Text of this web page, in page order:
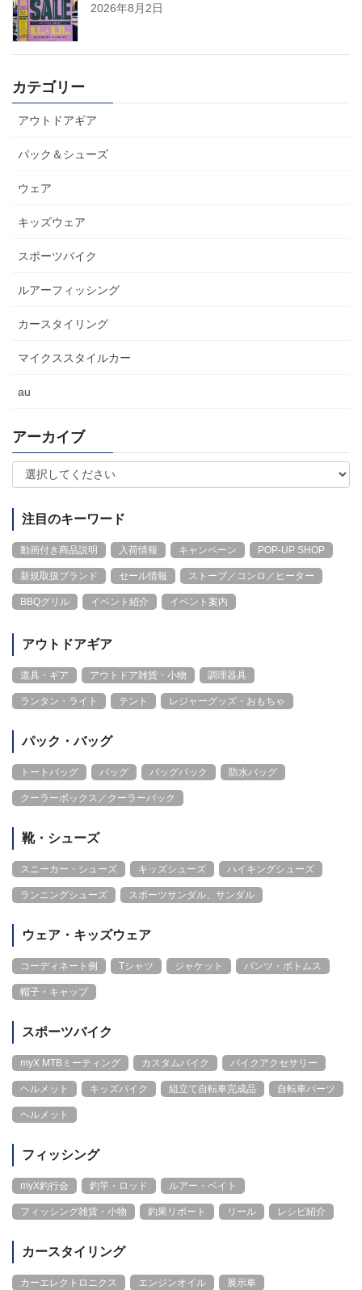
2026年8月2日
カテゴリー
アウトドアギア
パック＆シューズ
ウェア
キッズウェア
スポーツバイク
ルアーフィッシング
カースタイリング
マイクススタイルカー
au
アーカイブ
注目のキーワード
動画付き商品説明 入荷情報 キャンペーン POP-UP SHOP
新規取扱ブランド セール情報 ストーブ／コンロ／ヒーター
BBQグリル イベント紹介 イベント案内
アウトドアギア
道具・ギア アウトドア雑貨・小物 調理器具
ランタン・ライト テント レジャーグッズ・おもちゃ
パック・バッグ
トートバッグ バッグ バッグパック 防水バッグ
クーラーボックス／クーラーバック
靴・シューズ
スニーカー・シューズ キッズシューズ ハイキングシューズ
ランニングシューズ スポーツサンダル、サンダル
ウェア・キッズウェア
コーディネート例 Tシャツ ジャケット パンツ・ボトムス
帽子・キャップ
スポーツバイク
myX MTBミーティング カスタムバイク バイクアクセサリー
ヘルメット キッズバイク 組立て自転車完成品 自転車パーツ
ヘルメット
フィッシング
myX釣行会 釣竿・ロッド ルアー・ベイト
フィッシング雑貨・小物 釣果リポート リール レシピ紹介
カースタイリング
カーエレクトロニクス エンジンオイル 展示車